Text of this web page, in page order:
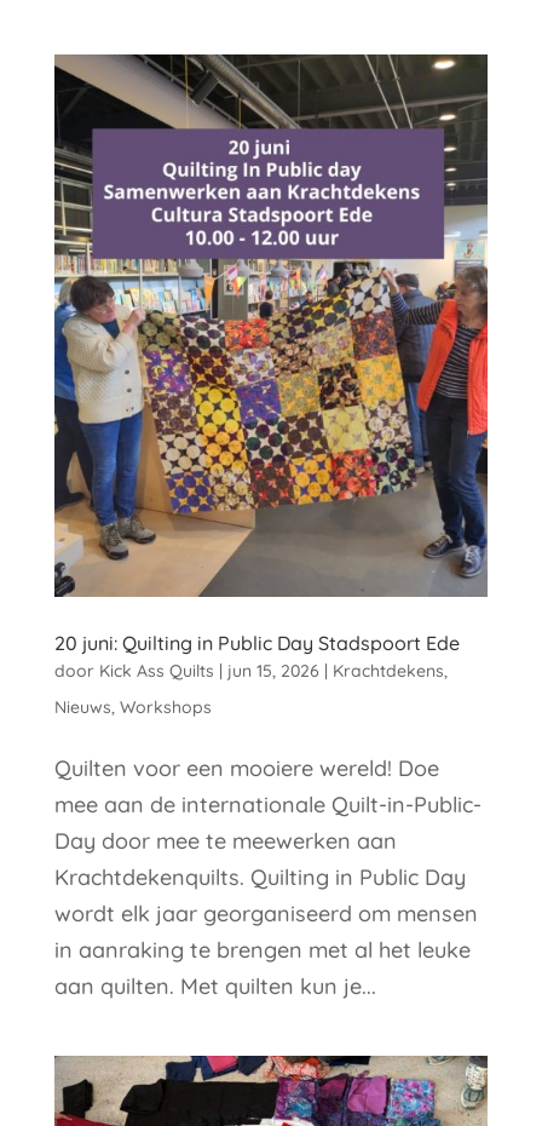
20 juni: Quilting in Public Day Stadspoort Ede
door Kick Ass Quilts | jun 15, 2026 | Krachtdekens,
Nieuws, Workshops
Quilten voor een mooiere wereld! Doe
mee aan de internationale Quilt-in-Public-
Day door mee te meewerken aan
Krachtdekenquilts. Quilting in Public Day
wordt elk jaar georganiseerd om mensen
in aanraking te brengen met al het leuke
aan quilten. Met quilten kun je...